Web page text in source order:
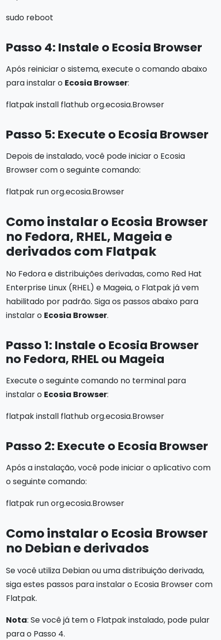
sudo reboot
Passo 4: Instale o Ecosia Browser
Após reiniciar o sistema, execute o comando abaixo
para instalar o Ecosia Browser:
flatpak install flathub org.ecosia.Browser
Passo 5: Execute o Ecosia Browser
Depois de instalado, você pode iniciar o Ecosia
Browser com o seguinte comando:
flatpak run org.ecosia.Browser
Como instalar o Ecosia Browser
no Fedora, RHEL, Mageia e
derivados com Flatpak
No Fedora e distribuições derivadas, como Red Hat
Enterprise Linux (RHEL) e Mageia, o Flatpak já vem
habilitado por padrão. Siga os passos abaixo para
instalar o Ecosia Browser.
Passo 1: Instale o Ecosia Browser
no Fedora, RHEL ou Mageia
Execute o seguinte comando no terminal para
instalar o Ecosia Browser:
flatpak install flathub org.ecosia.Browser
Passo 2: Execute o Ecosia Browser
Após a instalação, você pode iniciar o aplicativo com
o seguinte comando:
flatpak run org.ecosia.Browser
Como instalar o Ecosia Browser
no Debian e derivados
Se você utiliza Debian ou uma distribuição derivada,
siga estes passos para instalar o Ecosia Browser com
Flatpak.
Nota: Se você já tem o Flatpak instalado, pode pular
para o Passo 4.